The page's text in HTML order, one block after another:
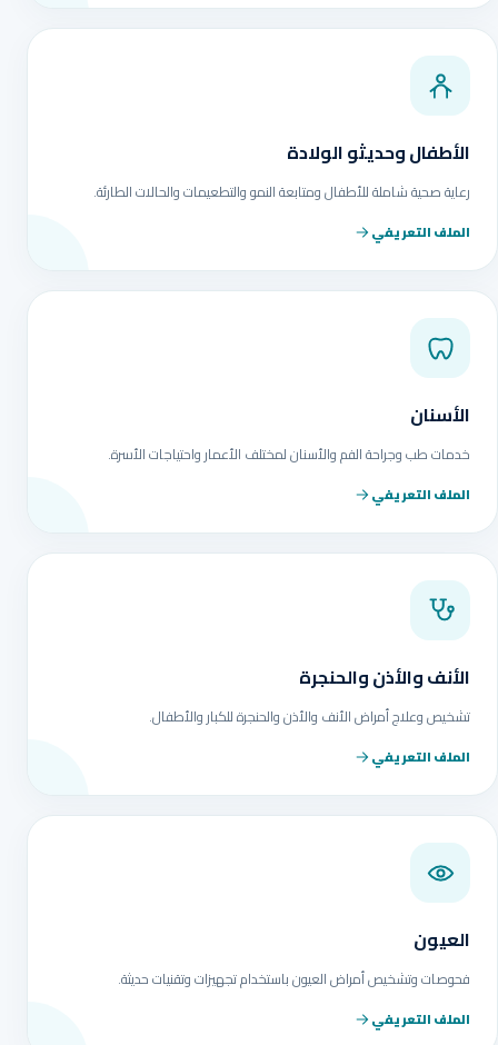
الأطفال وحديثو الولادة
رعاية صحية شاملة للأطفال ومتابعة النمو والتطعيمات والحالات الطارئة.
الملف التعريفي
الأسنان
خدمات طب وجراحة الفم والأسنان لمختلف الأعمار واحتياجات الأسرة.
الملف التعريفي
الأنف والأذن والحنجرة
تشخيص وعلاج أمراض الأنف والأذن والحنجرة للكبار والأطفال.
الملف التعريفي
العيون
فحوصات وتشخيص أمراض العيون باستخدام تجهيزات وتقنيات حديثة.
الملف التعريفي